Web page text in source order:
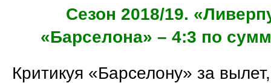
Сезон 2018/19.
«Барселона» – 4:3 по
Критикуя «Барселону» за